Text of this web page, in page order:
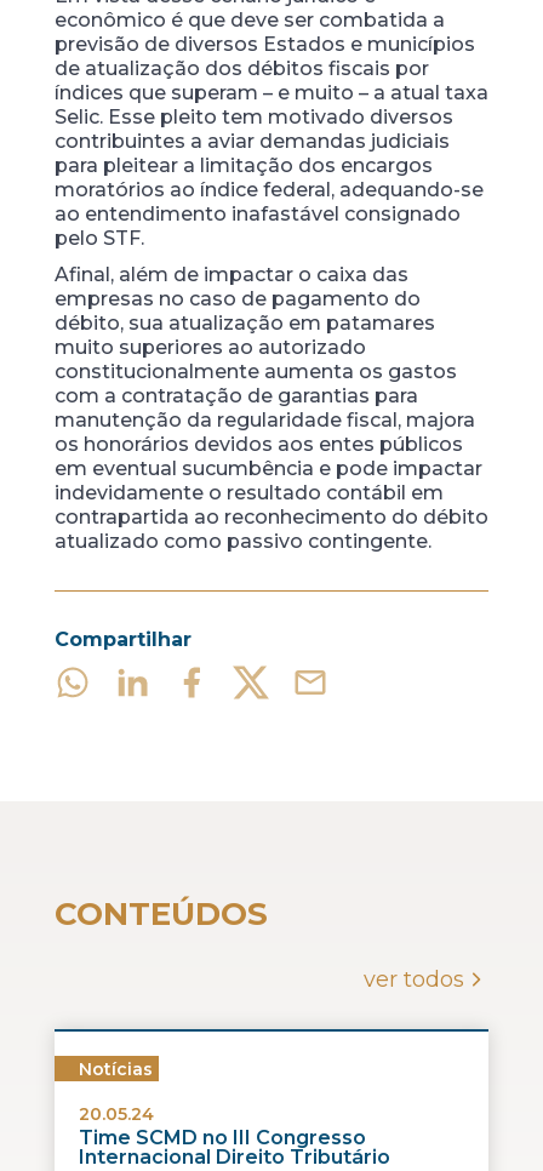
econômico é que deve ser combatida a
previsão de diversos Estados e municípios
de atualização dos débitos fiscais por
índices que superam – e muito – a atual taxa
Selic. Esse pleito tem motivado diversos
contribuintes a aviar demandas judiciais
para pleitear a limitação dos encargos
moratórios ao índice federal, adequando-se
ao entendimento inafastável consignado
pelo STF.
Afinal, além de impactar o caixa das
empresas no caso de pagamento do
débito, sua atualização em patamares
muito superiores ao autorizado
constitucionalmente aumenta os gastos
com a contratação de garantias para
manutenção da regularidade fiscal, majora
os honorários devidos aos entes públicos
em eventual sucumbência e pode impactar
indevidamente o resultado contábil em
contrapartida ao reconhecimento do débito
atualizado como passivo contingente.
Compartilhar
CONTEÚDOS
ver todos
Notícias
20.05.24
Time SCMD no III Congresso
Internacional Direito Tributário